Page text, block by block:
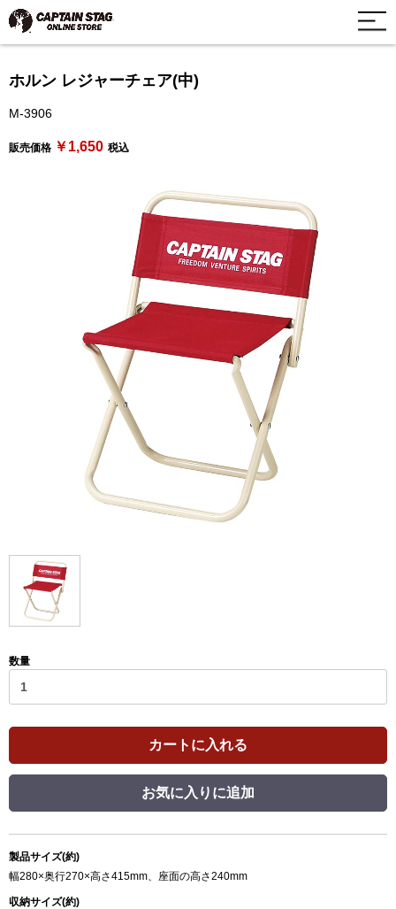
ホルン レジャーチェア(中)
M-3906
販売価格 ￥1,650 税込
数量
カートに入れる
お気に入りに追加
製品サイズ(約)
幅280×奥行270×高さ415mm、座面の高さ240mm
収納サイズ(約)